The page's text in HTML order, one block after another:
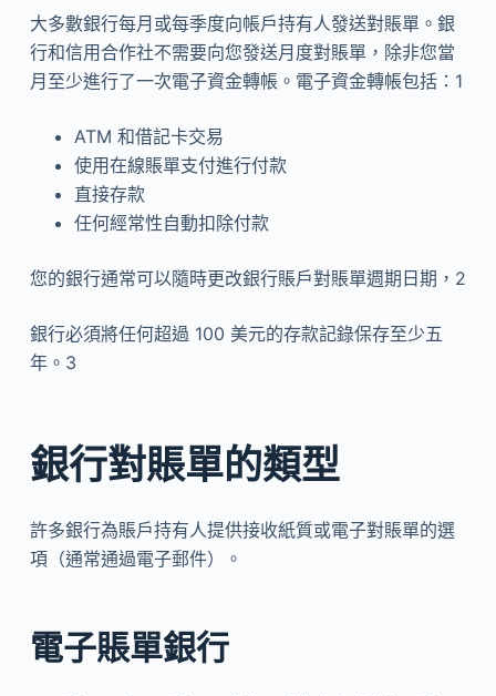
大多數銀行每月或每季度向帳戶持有人發送對賬單。銀
行和信用合作社不需要向您發送月度對賬單，除非您當
月至少進行了一次電子資金轉帳。電子資金轉帳包括：1
ATM 和借記卡交易
使用在線賬單支付進行付款
直接存款
任何經常性自動扣除付款
您的銀行通常可以隨時更改銀行賬戶對賬單週期日期，2
銀行必須將任何超過 100 美元的存款記錄保存至少五
年。3
銀行對賬單的類型
許多銀行為賬戶持有人提供接收紙質或電子對賬單的選
項（通常通過電子郵件）。
電子賬單銀行